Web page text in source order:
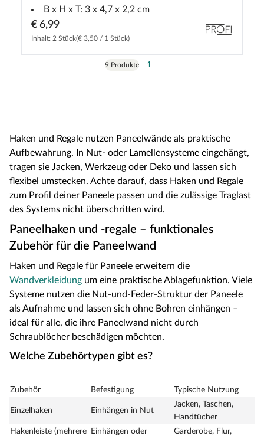
B x H x T: 3 x 4,7 x 2,2 cm
€ 6,99
Inhalt: 2 Stück(€ 3,50 / 1 Stück)
9 Produkte 1
Haken und Regale nutzen Paneelwände als praktische
Aufbewahrung. In Nut- oder Lamellensysteme eingehängt,
tragen sie Jacken, Werkzeug oder Deko und lassen sich
flexibel umstecken. Achte darauf, dass Haken und Regale
zum Profil deiner Paneele passen und die zulässige Traglast
des Systems nicht überschritten wird.
Paneelhaken und -regale – funktionales
Zubehör für die Paneelwand
Haken und Regale für Paneele erweitern die
Wandverkleidung um eine praktische Ablagefunktion. Viele
Systeme nutzen die Nut-und-Feder-Struktur der Paneele
als Aufnahme und lassen sich ohne Bohren einhängen –
ideal für alle, die ihre Paneelwand nicht durch
Schraublöcher beschädigen möchten.
Welche Zubehörtypen gibt es?
Zubehör Befestigung Typische Nutzung
Einzelhaken Einhängen in Nut
Jacken, Taschen,
Handtücher
Hakenleiste (mehrere
Einhängen oder
Garderobe, Flur,